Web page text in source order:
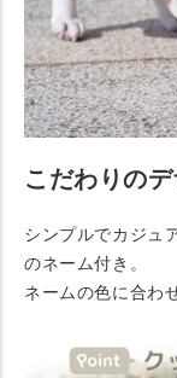
こだわりの
シンプルでカジュ
のネーム付き。
ネームの色に合わ